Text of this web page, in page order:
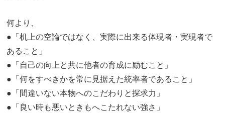
何より、
●「机上の空論ではなく、実際に出来る体現者・実現者で
あること」
●「自己の向上と共に他者の育成に励むこと」
●「何をすべきかを常に見据えた統率者であること」
●「間違いない本物へのこだわりと探求力」
●「良い時も悪いときもへこたれない強さ」